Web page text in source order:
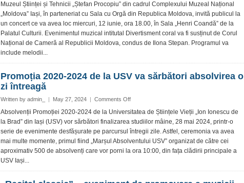
Neamț
Național
de
Cameră
al
Republicii
la
Muzeul Științei și Tehnicii „Ștefan Procopiu” din cadrul Complexului Muzeal Național
„Moldova” Iași, în parteneriat cu Sala cu Orgă din Republica Moldova, invită publicul la
un concert ce va avea loc miercuri, 12 iunie, ora 18.00, în Sala „Henri Coandă” de la
Palatul Culturii. Evenimentul muzical intitutal Divertisment coral va fi susținut de Corul
Național de Cameră al Republicii Moldova, condus de Ilona Stepan. Programul va
include melodii...
Promoția 2020-2024 de la USV va sărbători absolvirea o
zi întreagă
Written by admin_ | May 27, 2024 | Comments Offon
2020-
2024
de
la
USV
Absolvenții Promoției 2020-2024 de la Universitatea de Științele Vieții „Ion Ionescu de
la Brad” din Iași (USV) vor sărbători finalizarea studiilor mâine, 28 mai 2024, printr-o
serie de evenimente desfășurate pe parcursul întregii zile. Astfel, ceremonia va avea
mai multe momente, primul fiind „Marșul Absolventului USV” organizat de către cei
aproximativ 500 de absolvenți care vor porni la ora 10:00, din fața clădirii principale a
USV Iași...